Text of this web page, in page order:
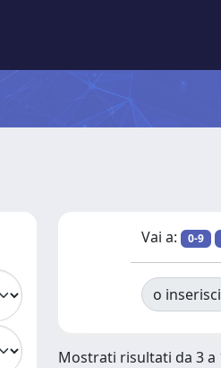
Vai a: 0-9
o
Mostrati risultati da 3 a